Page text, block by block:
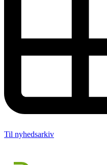
Til nyhedsarkiv